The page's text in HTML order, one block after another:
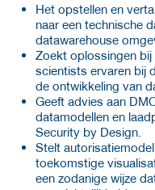
Het opstellen en
naar een technische
datawarehouse
Zoekt oplossingen
scientists ervaren bij
de ontwikkeling van
Geeft advies aan
datamodellen en
Security by Design.
Stelt
toekomstige
een zodanige wijze